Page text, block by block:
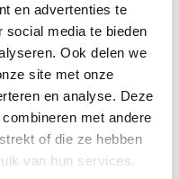
en advertenties te
social media te bieden
Ook delen we
site met onze
en analyse. Deze
met andere
of die ze hebben
van hun services.
en 8%
ook als je maar
via de Metafoor
Docent
|